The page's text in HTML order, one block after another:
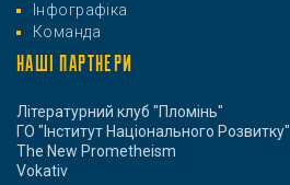
Інфографіка
Команда
НАШІ ПАРТНЕРИ
Літературний клуб "Пломінь"
ГО "Інститут Національного Розвитку"
The New Prometheism
Vokativ